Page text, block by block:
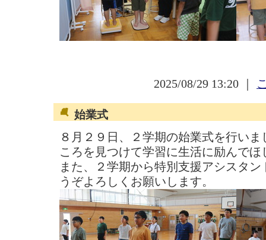
2025/08/29 13:20 ｜
始業式
８月２９日、２学期の始業式を行い
ころを見つけて学習に生活に励んで
また、２学期から特別支援アシスタ
うぞよろしくお願いします。